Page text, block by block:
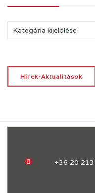
Hírek-Aktualitások
+36 20